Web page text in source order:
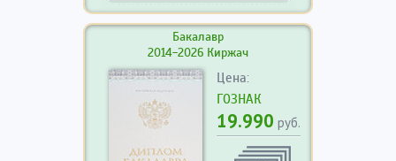
Бакалавр
2014-2026 Киржач
Цена:
ГОЗНАК
19.990 руб.